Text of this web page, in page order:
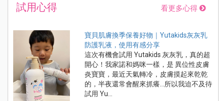
試用心得 看更多心得
寶貝肌膚換季保養好物｜Yutakids灰灰乳
防護乳液，使用有感分享
這次有機會試用 Yutakids 灰灰乳，真的超
開心！我家諾和媽咪一樣，是 異位性皮膚
炎寶寶，最近天氣轉冷，皮膚摸起來乾乾
的，半夜還常會醒來抓癢...所以我迫不及待
試用 Yu...